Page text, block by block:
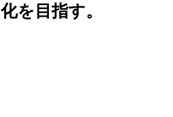
を目指す。